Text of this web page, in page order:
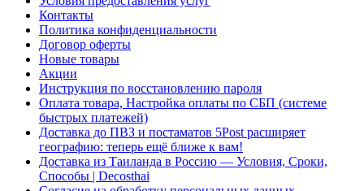
Контакты
Политика конфиденциальности
Договор оферты
Новые товары
Акции
Инструкция по восстановлению пароля
Оплата товара, Настройка оплаты по СБП (системе
быстрых платежей)
Доставка до ПВЗ и постаматов 5Post расширяет
географию: теперь ещё ближе к вам!
Доставка из Таиланда в Россию — Условия, Сроки,
Способы | Decosthai